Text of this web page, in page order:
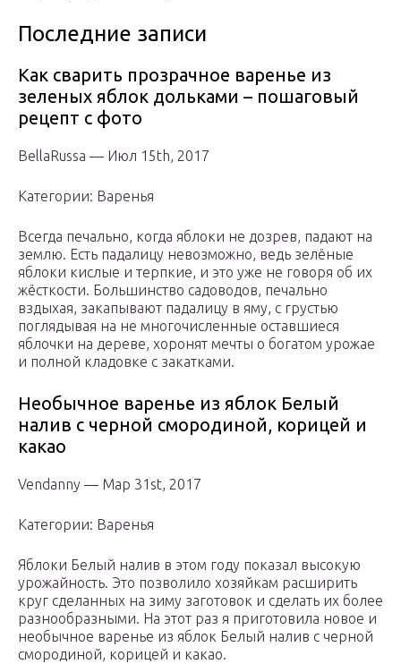
Последние записи
Как сварить прозрачное варенье из
зеленых яблок дольками – пошаговый
рецепт с фото
BellaRussa — Июл 15th, 2017
Категории: Варенья
Всегда печально, когда яблоки не дозрев, падают на
землю. Есть падалицу невозможно, ведь зелёные
яблоки кислые и терпкие, и это уже не говоря об их
жёсткости. Большинство садоводов, печально
вздыхая, закапывают падалицу в яму, с грустью
поглядывая на не многочисленные оставшиеся
яблочки на дереве, хоронят мечты о богатом урожае
и полной кладовке с закатками.
Необычное варенье из яблок Белый
налив с черной смородиной, корицей и
какао
Vendanny — Мар 31st, 2017
Категории: Варенья
Яблоки Белый налив в этом году показал высокую
урожайность. Это позволило хозяйкам расширить
круг сделанных на зиму заготовок и сделать их более
разнообразными. На этот раз я приготовила новое и
необычное варенье из яблок Белый налив с черной
смородиной, корицей и какао.